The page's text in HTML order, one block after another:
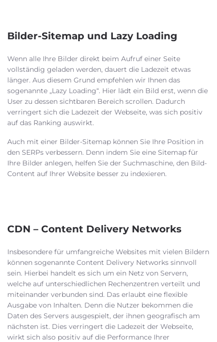
Bilder-Sitemap und Lazy Loading
Wenn alle Ihre Bilder direkt beim Aufruf einer Seite
vollständig geladen werden, dauert die Ladezeit etwas
länger. Aus diesem Grund empfehlen wir Ihnen das
sogenannte „Lazy Loading“. Hier lädt ein Bild erst, wenn die
User zu dessen sichtbaren Bereich scrollen. Dadurch
verringert sich die Ladezeit der Webseite, was sich positiv
auf das Ranking auswirkt.
Auch mit einer Bilder-Sitemap können Sie Ihre Position in
den SERPs verbessern. Denn indem Sie eine Sitemap für
Ihre Bilder anlegen, helfen Sie der Suchmaschine, den Bild-
Content auf Ihrer Website besser zu indexieren.
CDN – Content Delivery Networks
Insbesondere für umfangreiche Websites mit vielen Bildern
können sogenannte Content Delivery Networks sinnvoll
sein. Hierbei handelt es sich um ein Netz von Servern,
welche auf unterschiedlichen Rechenzentren verteilt und
miteinander verbunden sind. Das erlaubt eine flexible
Ausgabe von Inhalten. Denn die Nutzer bekommen die
Daten des Servers ausgespielt, der ihnen geografisch am
nächsten ist. Dies verringert die Ladezeit der Webseite,
wirkt sich also positiv auf die Performance Ihrer